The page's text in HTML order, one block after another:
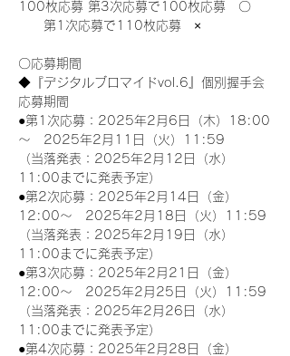
100枚応募 第3次応募で100枚応募　〇
第1次応募で110枚応募　×
〇応募期間
◆『デジタルブロマイドvol.6』個別握手会
応募期間
●第1次応募：2025年2月6日（木）18:00
～　2025年2月11日（火）11:59
（当落発表：2025年2月12日（水）
11:00までに発表予定）
●第2次応募：2025年2月14日（金）
12:00～　2025年2月18日（火）11:59
（当落発表：2025年2月19日（水）
11:00までに発表予定）
●第3次応募：2025年2月21日（金）
12:00～　2025年2月25日（火）11:59
（当落発表：2025年2月26日（水）
11:00までに発表予定）
●第4次応募：2025年2月28日（金）